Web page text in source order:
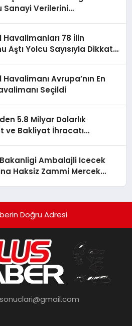
Sanayi Verilerini
78 İlin
Aştı Yolcu Sayısıyla Dikkat
Avrupa’nın En
Seçildi
5.8 Milyar Dolarlık
ve Bakliyat İhracatı
Ambalajli Icecek
Haksiz Zammi Mercek
Doğru Adresi